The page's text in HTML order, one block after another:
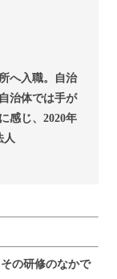
へ入職。自治
治体では手が
感じ、2020年
人
の研修のなかで